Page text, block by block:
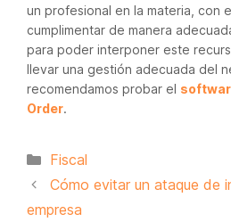
un profesional en la materia, con
cumplimentar de manera
para poder interponer este
llevar una gestión adecuada del
recomendamos probar el
Order.
Categorías
Fiscal
Cómo evitar un ataque de
empresa